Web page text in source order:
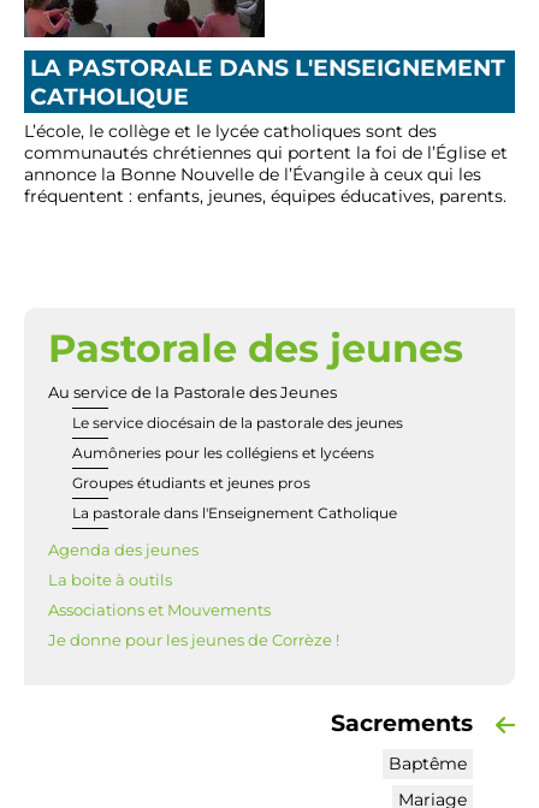
LA PASTORALE DANS L'ENSEIGNEMENT
CATHOLIQUE
L’école, le collège et le lycée catholiques sont des
communautés chrétiennes qui portent la foi de l’Église et
annonce la Bonne Nouvelle de l’Évangile à ceux qui les
fréquentent : enfants, jeunes, équipes éducatives, parents.
NAVIGATION
Pastorale des jeunes
Au service de la Pastorale des Jeunes
Le service diocésain de la pastorale des jeunes
Aumôneries pour les collégiens et lycéens
Groupes étudiants et jeunes pros
La pastorale dans l'Enseignement Catholique
Agenda des jeunes
La boite à outils
Associations et Mouvements
Je donne pour les jeunes de Corrèze !
Sacrements
Baptême
Mariage